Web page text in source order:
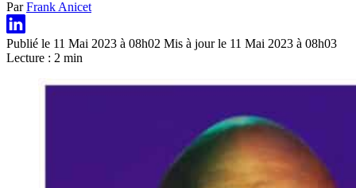
ParFrank Anicet
Publié le 11 Mai 2023 à 08h02 Mis à jour le 11 Mai 2023 à 08h03
Lecture : 2 min